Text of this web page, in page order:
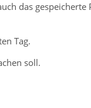
das
Tag.
soll.